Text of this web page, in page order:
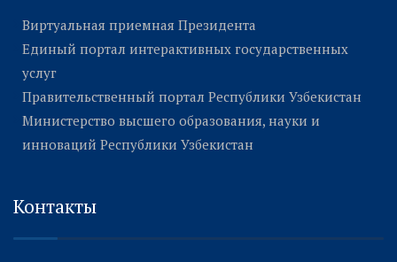
Виртуальная приемная Президента
Единый портал интерактивных государственных
услуг
Правительственный портал Республики Узбекистан
Министерство высшего образования, науки и
инноваций Республики Узбекистан
Контакты